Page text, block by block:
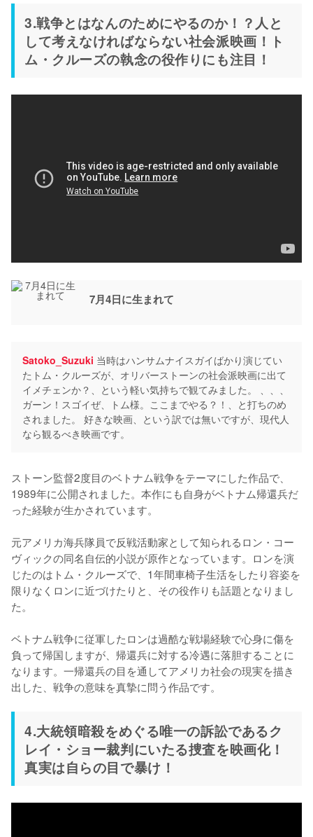
3.戦争とはなんのためにやるのか！？人と
して考えなければならない社会派映画！ト
ム・クルーズの執念の役作りにも注目！
7月4日に生まれて
Satoko_Suzuki 当時はハンサムナイスガイばかり演じてい
たトム・クルーズが、オリバーストーンの社会派映画に出て
イメチェンか？、という軽い気持ちで観てみました。 、、、
ガーン！スゴイぜ、トム様。ここまでやる？！、と打ちのめ
されました。 好きな映画、という訳では無いですが、現代人
なら観るべき映画です。
ストーン監督2度目のベトナム戦争をテーマにした作品で、
1989年に公開されました。本作にも自身がベトナム帰還兵だ
った経験が生かされています。
元アメリカ海兵隊員で反戦活動家として知られるロン・コー
ヴィックの同名自伝的小説が原作となっています。ロンを演
じたのはトム・クルーズで、1年間車椅子生活をしたり容姿を
限りなくロンに近づけたりと、その役作りも話題となりまし
た。
ベトナム戦争に従軍したロンは過酷な戦場経験で心身に傷を
負って帰国しますが、帰還兵に対する冷遇に落胆することに
なります。一帰還兵の目を通してアメリカ社会の現実を描き
出した、戦争の意味を真摯に問う作品です。
4.大統領暗殺をめぐる唯一の訴訟であるク
レイ・ショー裁判にいたる捜査を映画化！
真実は自らの目で暴け！